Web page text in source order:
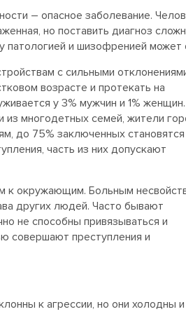
– опасное заболевание.
но поставить диагноз
патологией и шизофренией
с сильными
возрасте и протекать на
у 3% мужчин и 1% женщин.
из многодетных семей, жители
до 75% заключенных становятся
часть из них допускают
к окружающим. Больным
других людей. Часто бывают
не способны привязываться и
совершают преступления и
к агрессии, но они холодны и